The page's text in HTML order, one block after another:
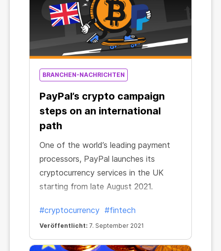
BRANCHEN-NACHRICHTEN
PayPal’s crypto campaign
steps on an international
path
One of the world’s leading payment
processors, PayPal launches its
cryptocurrency services in the UK
starting from late August 2021.
#cryptocurrency #fintech
Veröffentlicht: 7. September 2021